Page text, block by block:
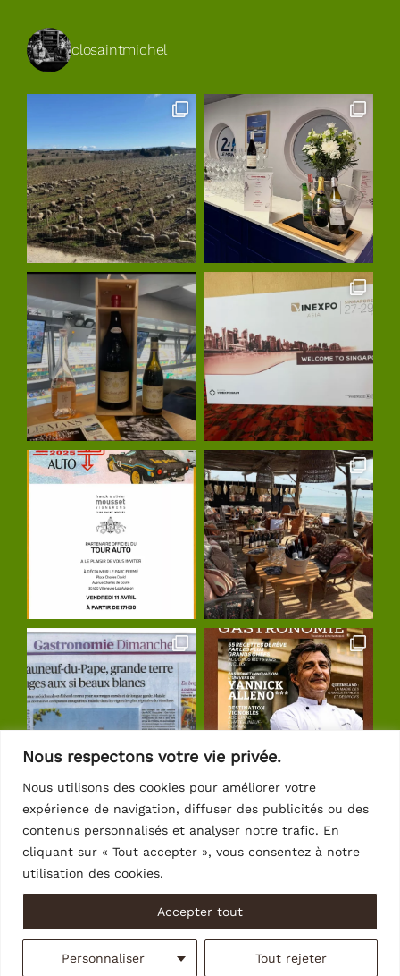
Nous respectons votre vie privée.
Nous utilisons des cookies pour améliorer votre
expérience de navigation, diffuser des publicités ou des
contenus personnalisés et analyser notre trafic. En
cliquant sur « Tout accepter », vous consentez à notre
utilisation des cookies.
Personnaliser Tout rejeter
Accepter tout
closaintmichel
Suivre sur Instagram
© Copyright 2026 | CréditsIntrasite